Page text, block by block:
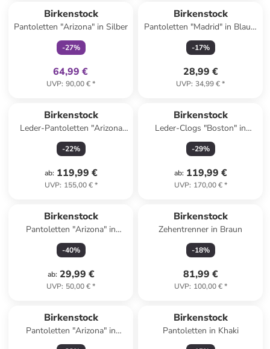
Birkenstock
Pantoletten "Arizona" in Silber
-27%
64,99 €
UVP: 90,00 €*
Birkenstock
Pantoletten "Madrid" in Blau -
Weite S
-17%
28,99 €
UVP: 34,99 €*
Birkenstock
Leder-Pantoletten "Arizona
Big Buckle" in Beige
-22%
ab: 119,99 €
UVP: 155,00 €*
Birkenstock
Leder-Clogs "Boston" in
Braun
-29%
ab: 119,99 €
UVP: 170,00 €*
Birkenstock
Pantoletten "Arizona" in
Dunkelblau
-40%
ab: 29,99 €
UVP: 50,00 €*
Birkenstock
Zehentrenner in Braun
-18%
81,99 €
UVP: 100,00 €*
Birkenstock
Pantoletten "Arizona" in
Dunkelblau - Weite S
Birkenstock
Pantoletten in Khaki